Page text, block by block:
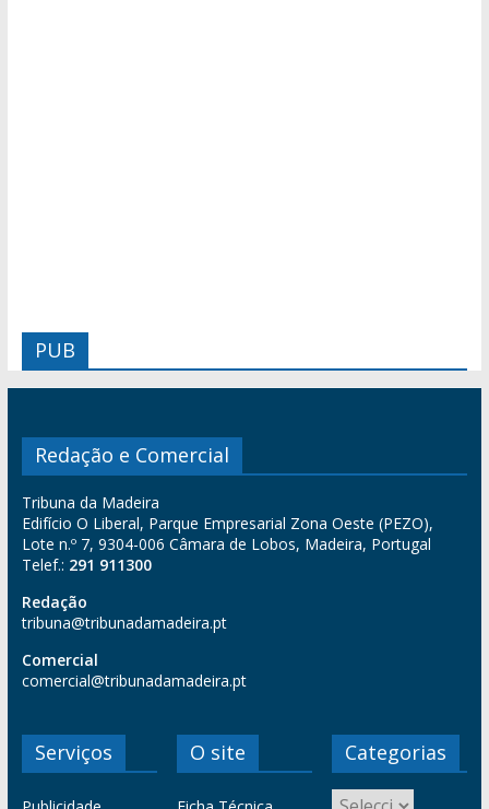
PUB
Redação e Comercial
Tribuna da Madeira
Edifício O Liberal, Parque Empresarial Zona Oeste (PEZO),
Lote n.º 7, 9304-006 Câmara de Lobos, Madeira, Portugal
Telef.: 291 911300
Redação
tribuna@tribunadamadeira.pt
Comercial
comercial@tribunadamadeira.pt
Serviços O site Categorias